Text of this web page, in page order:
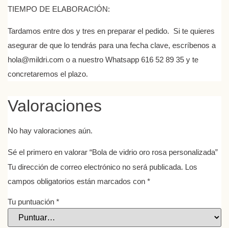
TIEMPO DE ELABORACIÓN:
Tardamos entre dos y tres en preparar el pedido. Si te quieres
asegurar de que lo tendrás para una fecha clave, escríbenos a
hola@mildri.com o a nuestro Whatsapp 616 52 89 35 y te
concretaremos el plazo.
Valoraciones
No hay valoraciones aún.
Sé el primero en valorar “Bola de vidrio oro rosa personalizada”
Tu dirección de correo electrónico no será publicada. Los
campos obligatorios están marcados con *
Tu puntuación *